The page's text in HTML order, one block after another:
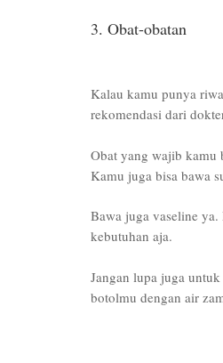
3. Obat-obatan
Kalau kamu punya
rekomendasi dari
Obat yang wajib kamu
Kamu juga bisa bawa
Bawa juga vaseline
kebutuhan aja.
Jangan lupa juga
botolmu dengan air